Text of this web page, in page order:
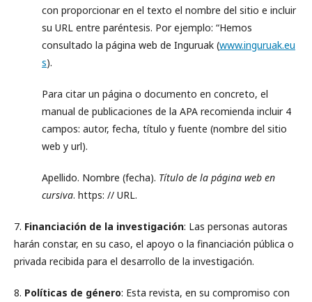
con proporcionar en el texto el nombre del sitio e incluir
su URL entre paréntesis. Por ejemplo: “Hemos
consultado la página web de Inguruak (www.inguruak.eu
s).
Para citar un página o documento en concreto, el
manual de publicaciones de la APA recomienda incluir 4
campos: autor, fecha, título y fuente (nombre del sitio
web y url).
Apellido. Nombre (fecha). Título de la página web en
cursiva. https: // URL.
7. Financiación de la investigación: Las personas autoras
harán constar, en su caso, el apoyo o la financiación pública o
privada recibida para el desarrollo de la investigación.
8. Políticas de género: Esta revista, en su compromiso con